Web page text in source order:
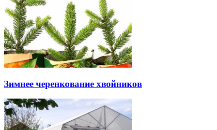
Зимнее черенкование хвойников